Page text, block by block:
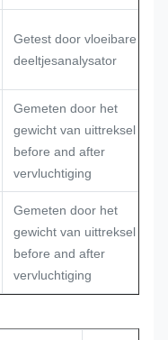
Getest door vloeibare
deeltjesanalysator
Gemeten door het
gewicht van uittreksel
before and after
vervluchtiging
Gemeten door het
gewicht van uittreksel
before and after
vervluchtiging